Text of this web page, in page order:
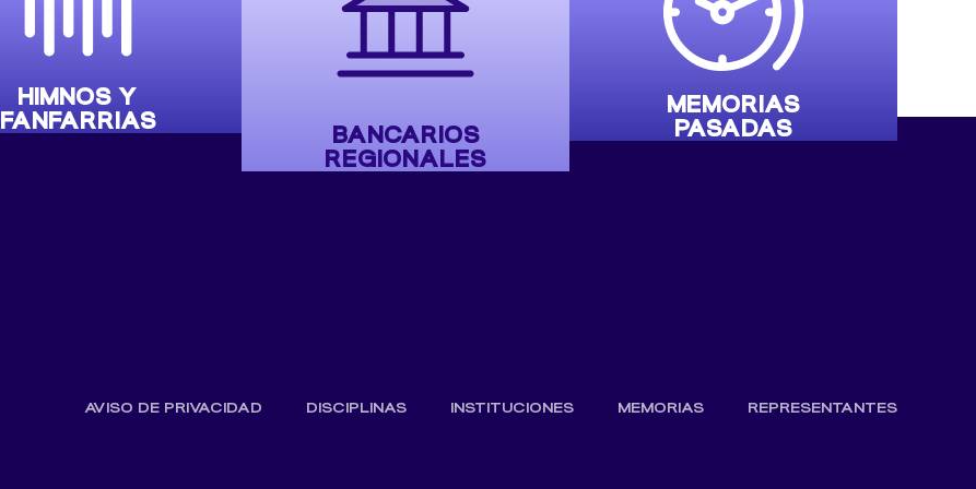
HIMNOS Y
FANFARRIAS
BANCARIOS
REGIONALES
MEMORIAS
PASADAS
AVISO DE PRIVACIDAD DISCIPLINAS INSTITUCIONES MEMORIAS REPRESENTANTES